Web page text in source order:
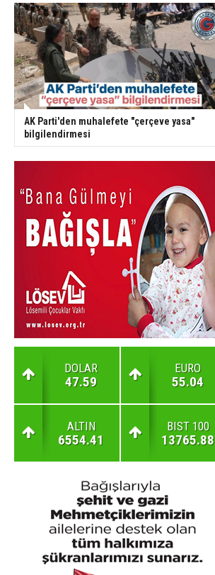
AK Parti'den muhalefete "çerçeve yasa"
bilgilendirmesi
DOLAR
47.59
EURO
55.04
ALTIN
6554.41
BIST 100
13765.88